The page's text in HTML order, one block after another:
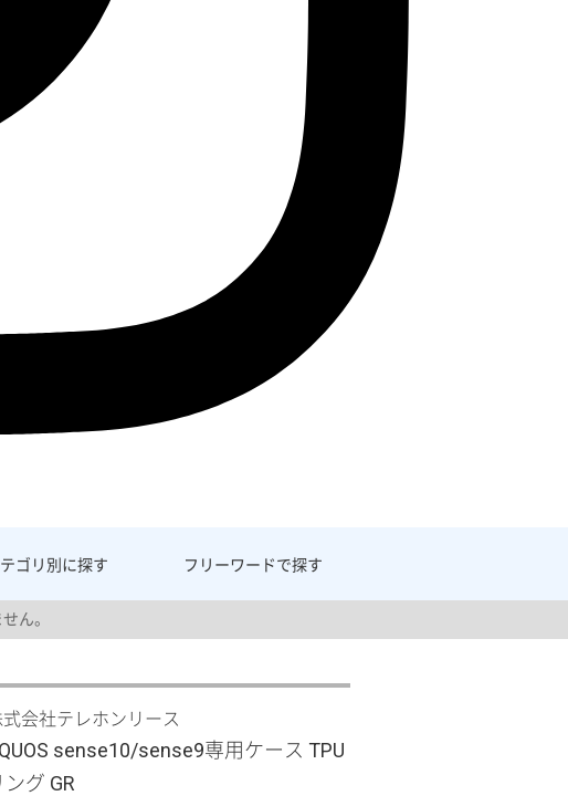
ゴリ別に探す フリーワードで探す
ん。
会社テレホンリース
sense10/sense9専用ケース TPU
ング GR